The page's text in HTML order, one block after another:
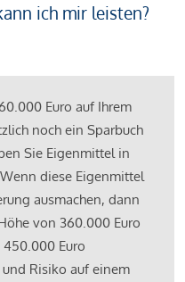
ich mir leisten?
Euro auf Ihrem
noch ein Sparbuch
Sie Eigenmittel in
diese Eigenmittel
ausmachen, dann
von 360.000 Euro
Euro
Risiko auf einem